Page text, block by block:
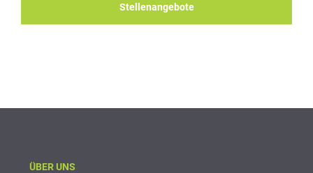
Stellenangebote
ÜBER UNS